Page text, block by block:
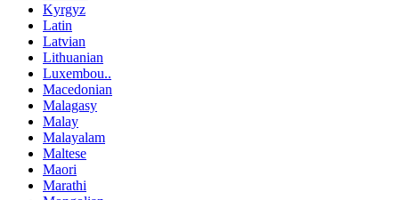
Kyrgyz
Latin
Latvian
Lithuanian
Luxembou..
Macedonian
Malagasy
Malay
Malayalam
Maltese
Maori
Marathi